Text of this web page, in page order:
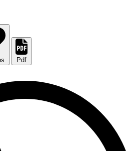
Pdf